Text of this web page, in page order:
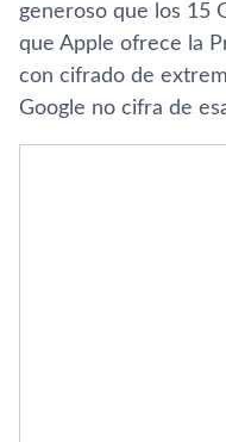
generoso que los 15
que Apple ofrece la
con cifrado de
Google no cifra de